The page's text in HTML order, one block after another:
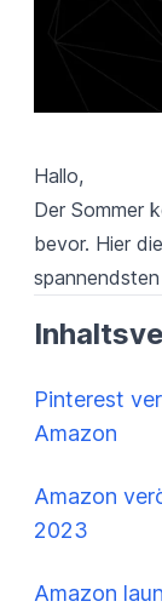
Hallo,
Der Sommer
bevor. Hier
Pinterest
Amazon
Amazon
2023
Amazon